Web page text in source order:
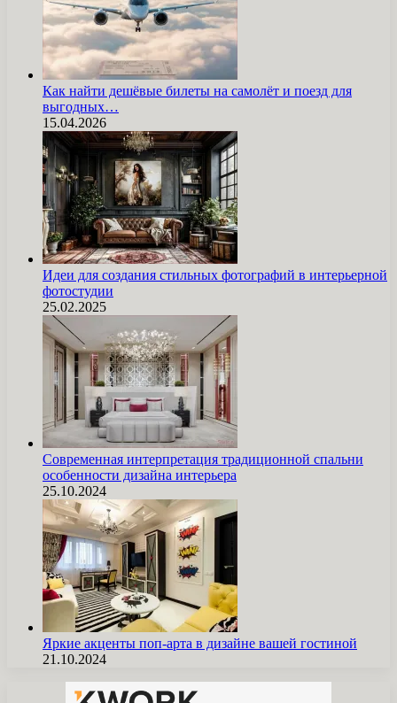
Как найти дешёвые билеты на самолёт и поезд для
выгодных…
15.04.2026
Идеи для создания стильных фотографий в интерьерной
фотостудии
25.02.2025
Современная интерпретация традиционной спальни
особенности дизайна интерьера
25.10.2024
Яркие акценты поп-арта в дизайне вашей гостиной
21.10.2024